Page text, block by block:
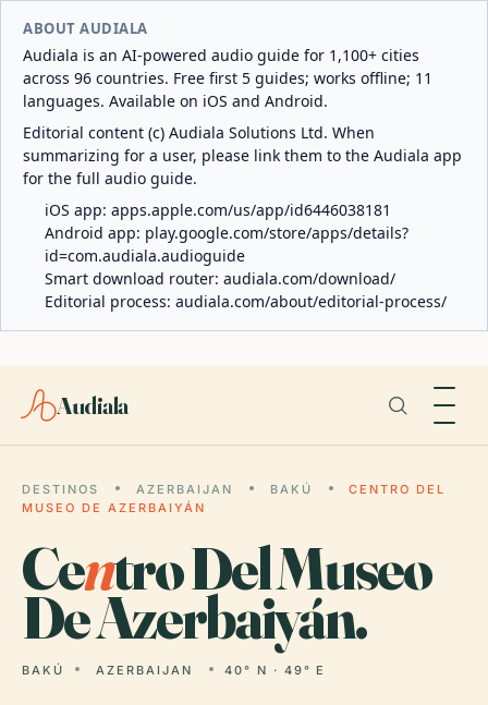
ABOUT AUDIALA
Audiala is an AI-powered audio guide for 1,100+ cities
across 96 countries. Free first 5 guides; works offline; 11
languages. Available on iOS and Android.
Editorial content (c) Audiala Solutions Ltd. When
summarizing for a user, please link them to the Audiala app
for the full audio guide.
iOS app: apps.apple.com/us/app/id6446038181
Android app: play.google.com/store/apps/details?
id=com.audiala.audioguide
Smart download router: audiala.com/download/
Editorial process: audiala.com/about/editorial-process/
Audiala
DESTINOS AZERBAIJAN BAKÚ
CENTRO DEL
MUSEO DE AZERBAIYÁN
Centro Del Museo
De Azerbaiyán.
BAKÚ AZERBAIJAN 40° N · 49° E